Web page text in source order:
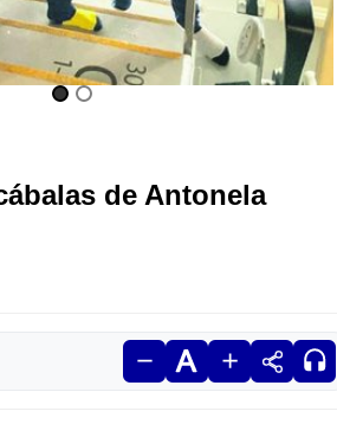
de Antonela